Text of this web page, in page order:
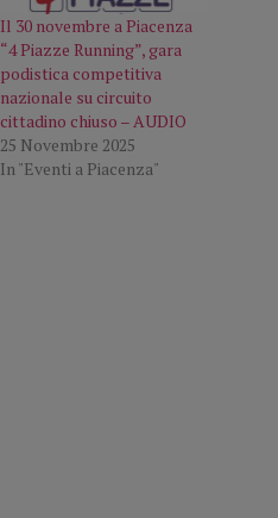
Il 30 novembre a Piacenza
“4 Piazze Running”, gara
podistica competitiva
nazionale su circuito
cittadino chiuso – AUDIO
25 Novembre 2025
In "Eventi a Piacenza"